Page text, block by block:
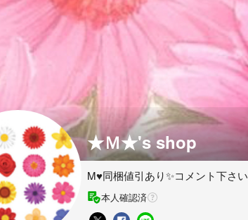
★Ｍ★'s shop
M♥️同梱値引あり✨コメント下さい
本人確認済